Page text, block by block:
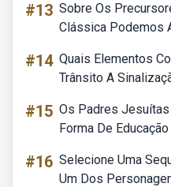
#13 Sobre Os
Clássica Podemos
#14 Quais Elementos
Trânsito A
#15 Os Padres Jesuítas
Forma De
#16 Selecione Uma
Um Dos